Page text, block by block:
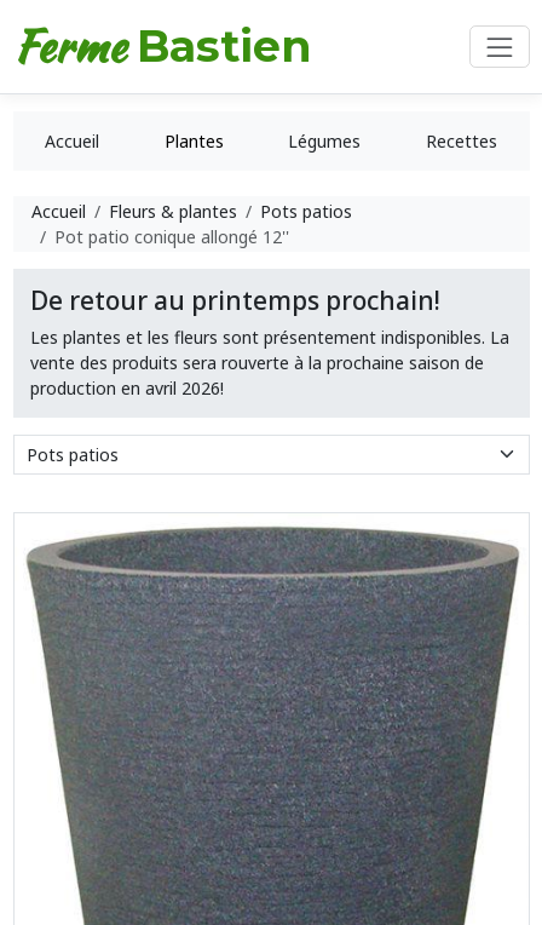
Ferme Bastien
Accueil Plantes Légumes Recettes
Accueil Fleurs & plantes
Pots patios
Pot patio conique allongé 12''
De retour au printemps prochain!
Les plantes et les fleurs sont présentement indisponibles. La
vente des produits sera rouverte à la prochaine saison de
production en avril 2026!